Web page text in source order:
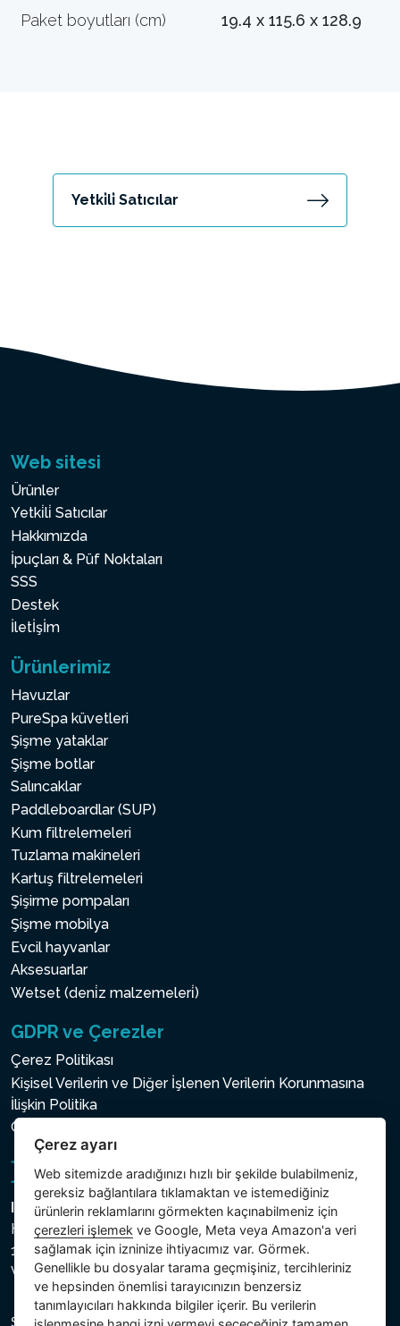
Paket boyutları (cm) 19.4 x 115.6 x 128.9
Yetki̇li̇ Satıcılar
Web sitesi
Ürünler
Yetki̇li̇ Satıcılar
Hakkımızda
İpuçları & Püf Noktaları
SSS
Destek
İletİşİm
Ürünlerimiz
Havuzlar
PureSpa küvetleri
Şişme yataklar
Şişme botlar
Salıncaklar
Paddleboardlar (SUP)
Kum filtrelemeleri
Tuzlama makineleri
Kartuş filtrelemeleri
Şişirme pompaları
Şişme mobilya
Evcil hayvanlar
Aksesuarlar
Wetset (deni̇z malzemeleri̇)
GDPR ve Çerezler
Çerez Politikası
Kişisel Verilerin ve Diğer İşlenen Verilerin Korunmasına
İlişkin Politika
Çerez ayarı
Intex Trading, s.r.o.
Hradecká 2526/3
130 00 Praha 3
Vinohrady - Česká republika
Şirket, Prag Şehir Mahkemesi Ticaret Sicilinde C bölümü,
Çerez ayarı
Web sitemizde aradığınızı hızlı bir şekilde bulabilmeniz,
gereksiz bağlantılara tıklamaktan ve istemediğiniz
ürünlerin reklamlarını görmekten kaçınabilmeniz için
çerezleri işlemek ve Google, Meta veya Amazon'a veri
sağlamak için izninize ihtiyacımız var. Görmek.
Genellikle bu dosyalar tarama geçmişiniz, tercihleriniz
ve hepsinden önemlisi tarayıcınızın benzersiz
tanımlayıcıları hakkında bilgiler içerir. Bu verilerin